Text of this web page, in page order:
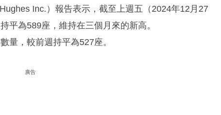
Inc.）報告表示，截至上週五（2024年12月27
平為589座，維持在三個月來的新高。
量，較前週持平為527座。
廣告